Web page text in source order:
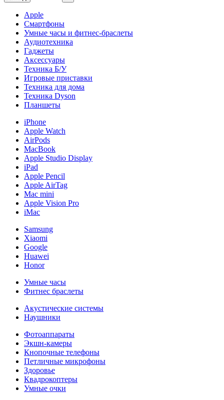
Apple
Смартфоны
Умные часы и фитнес-браслеты
Аудиотехника
Гаджеты
Аксессуары
Техника Б/У
Игровые приставки
Техника для дома
Техника Dyson
Планшеты
iPhone
Apple Watch
AirPods
MacBook
Apple Studio Display
iPad
Apple Pencil
Apple AirTag
Mac mini
Apple Vision Pro
iMac
Samsung
Xiaomi
Google
Huawei
Honor
Умные часы
Фитнес браслеты
Акустические системы
Наушники
Фотоаппараты
Экшн-камеры
Кнопочные телефоны
Петличные микрофоны
Здоровье
Квадрокоптеры
Умные очки